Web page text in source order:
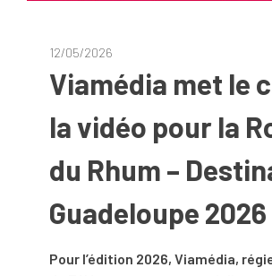
12/05/2026
Viamédia met le
la vidéo pour la
du Rhum –
Guadeloupe 2026
Pour l’édition 2026, Viamédia,